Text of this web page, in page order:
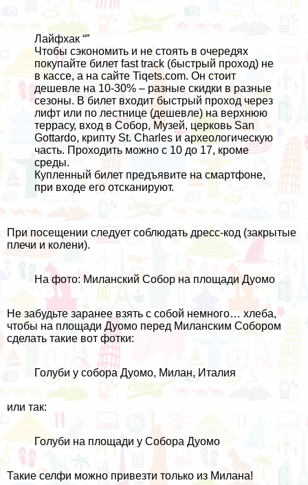
Лайфхак “”
Чтобы сэкономить и не стоять в очередях
покупайте билет fast track (быстрый проход) не
в кассе, а на сайте Tiqets.com. Он стоит
дешевле на 10-30% – разные скидки в разные
сезоны. В билет входит быстрый проход через
лифт или по лестнице (дешевле) на верхнюю
террасу, вход в Собор, Музей, церковь San
Gottardo, крипту St. Charles и археологическую
часть. Проходить можно с 10 до 17, кроме
среды.
Купленный билет предъявите на смартфоне,
при входе его отсканируют.
При посещении следует соблюдать дресс-код (закрытые
плечи и колени).
На фото: Миланский Собор на площади Дуомо
Не забудьте заранее взять с собой немного… хлеба,
чтобы на площади Дуомо перед Миланским Собором
сделать такие вот фотки:
Голуби у собора Дуомо, Милан, Италия
или так:
Голуби на площади у Собора Дуомо
Такие селфи можно привезти только из Милана!